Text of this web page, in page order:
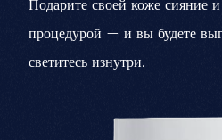
Подарите своей коже сияние
процедурой — и вы будете
светитесь изнутри.